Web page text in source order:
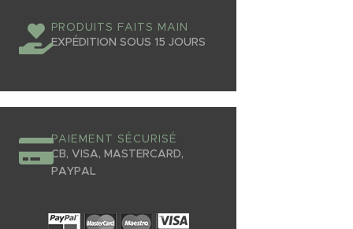
PRODUITS FAITS MAIN
EXPÉDITION SOUS 15 JOURS
PAIEMENT SÉCURISÉ
CB, VISA, MASTERCARD,
PAYPAL